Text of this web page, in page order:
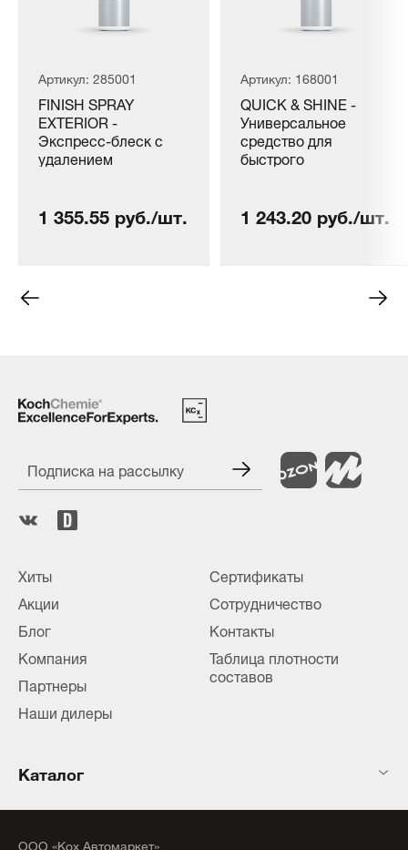
Артикул: 285001
FINISH SPRAY
EXTERIOR -
Экспресс-блеск с
удалением
известковых пятен (1
1 355.55 руб./шт.
Артикул: 168001
QUICK & SHINE -
Универсальное
средство для
быстрого
восстановления
1 243.20 руб./шт.
Подписка на рассылку
Хиты
Акции
Блог
Компания
Партнеры
Наши дилеры
Сертификаты
Сотрудничество
Контакты
Таблица плотности
составов
Каталог
ООО «Кох Автомаркет»